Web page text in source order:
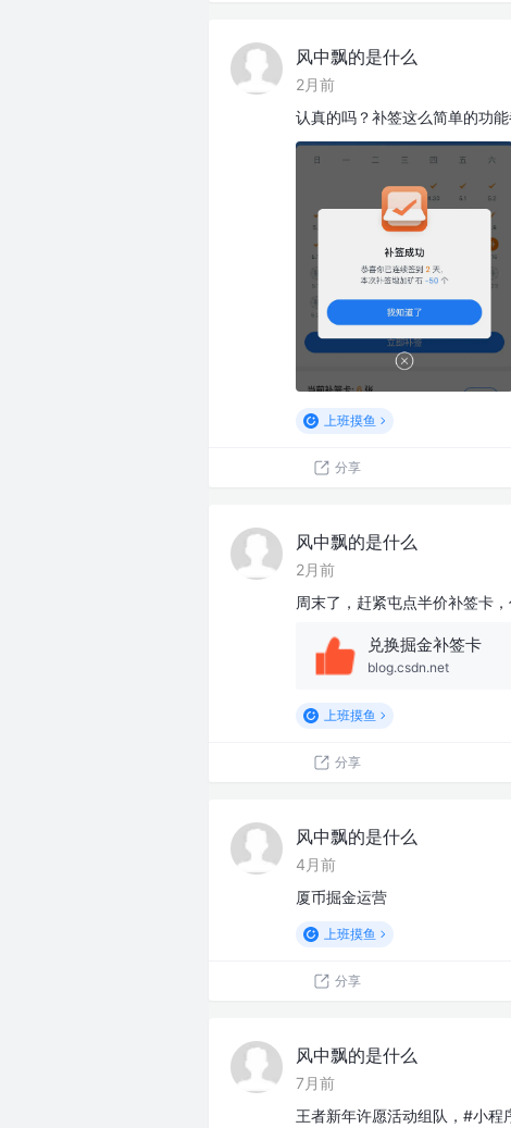
风中飘的是什么
2月前
认真的吗？补签这么简单的功
上班摸鱼
分享
风中飘的是什么
2月前
周末了，赶紧屯点半价补签卡
兑换掘金补签卡
blog.csdn.net
上班摸鱼
分享
风中飘的是什么
4月前
厦币掘金运营
上班摸鱼
分享
风中飘的是什么
7月前
王者新年许愿活动组队，#小